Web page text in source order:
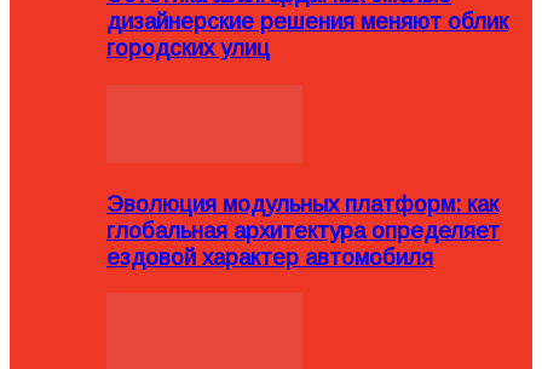
дизайнерские решения меняют облик
городских улиц
Эволюция модульных платформ: как
глобальная архитектура определяет
ездовой характер автомобиля